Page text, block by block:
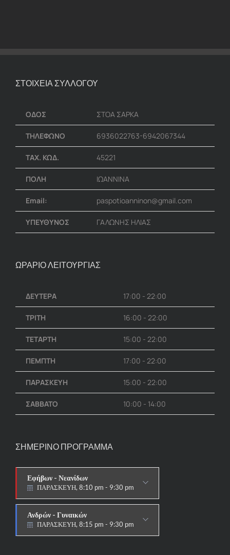
ΣΤΟΙΧΕΙΑ ΣΥΛΛΟΓΟΥ
ΟΔΟΣ ΣΤΟΑ ΣΑΡΚΑ
ΤΗΛΕΦΩΝΟ 6936022763-6942067344
ΤΑΧ. ΚΩΔ. 45221
ΠΟΛΗ ΙΩΑΝΝΙΝΑ
Email: paspotioanninon@gmail.com
ΥΠΕΥΘΥΝΟΣ ΓΑΛΩΝΗΣ ΗΛΙΑΣ
ΩΡΑΡΙΟ ΛΕΙΤΟΥΡΓΙΑΣ
ΔΕΥΤΕΡΑ 17:00 - 22:00
ΤΡΙΤΗ 16:00 - 22:00
ΤΕΤΑΡΤΗ 15:00 - 22:00
ΠΕΜΠΤΗ 17:00 - 22:00
ΠΑΡΑΣΚΕΥΗ 15:00 - 22:00
ΣΑΒΒΑΤΟ 10:00 - 14:00
ΣΗΜΕΡΙΝΟ ΠΡΟΓΡΑΜΜΑ
Εφήβων - Νεανίδων
ΠΑΡΑΣΚΕΥΗ, 8:10 pm - 9:30 pm
Ανδρών - Γυναικών
ΠΑΡΑΣΚΕΥΗ, 8:15 pm - 9:30 pm